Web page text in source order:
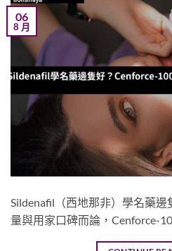
06
8 月
Sildenafil（西地那非）學名藥
量與用家口碑而論，Cenforce-